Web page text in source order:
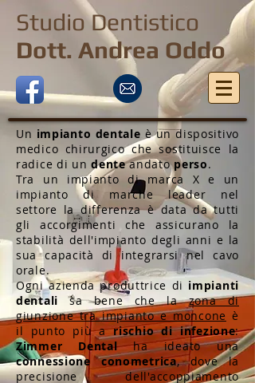
Studio Dentistico
Dott. Andrea Oddo
Un impianto dentale è un dispositivo
medico chirurgico che sostituisce la
radice di undenteandatoperso.
Tra un impianto di marca X e un
impianto di marche leader nel
settore la differenza è data da tutti
gli accorgimenti che assicurano la
stabilità dell'impianto degli anni e la
sua capacità di integrarsi nel cavo
orale.
Ogni azienda produttrice di impianti
dentali sa bene che lazona di
giunzione tra impianto e moncone è
il punto più arischio di infezione:
Zimmer Dentalha ideato una
connessione conometrica, dove la
precisione dell'accoppiamento